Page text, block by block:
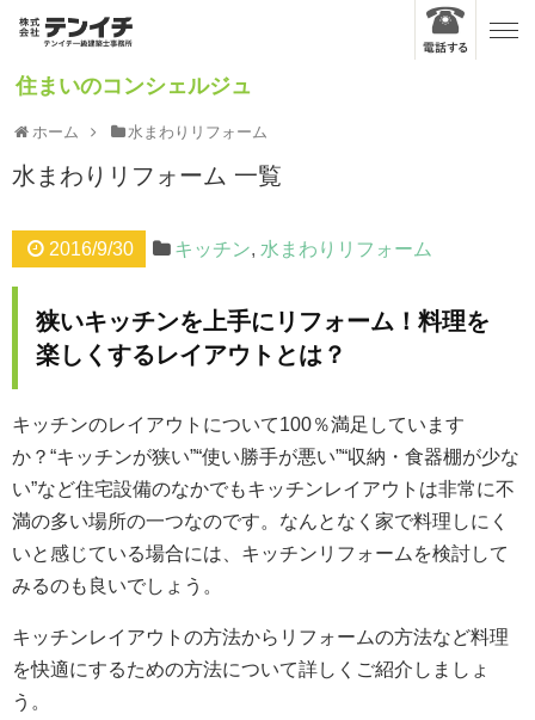
住まいのコンシェルジュ
ホーム 水まわりリフォーム
水まわりリフォーム 一覧
2016/9/30 キッチン, 水まわりリフォーム
狭いキッチンを上手にリフォーム！料理を
楽しくするレイアウトとは？
キッチンのレイアウトについて100％満足しています
か？“キッチンが狭い”“使い勝手が悪い”“収納・食器棚が少な
い”など住宅設備のなかでもキッチンレイアウトは非常に不
満の多い場所の一つなのです。なんとなく家で料理しにく
いと感じている場合には、キッチンリフォームを検討して
みるのも良いでしょう。
キッチンレイアウトの方法からリフォームの方法など料理
を快適にするための方法について詳しくご紹介しましょ
う。